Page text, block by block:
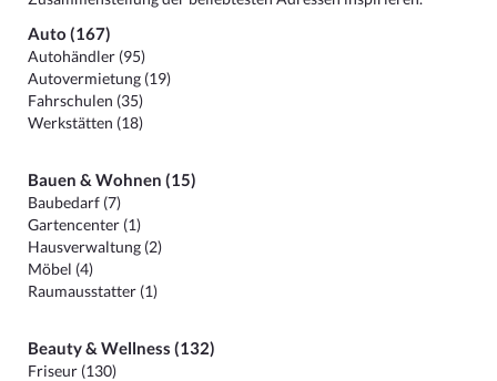
Auto (167)
Autohändler (95)
Autovermietung (19)
Fahrschulen (35)
Werkstätten (18)
Bauen & Wohnen (15)
Baubedarf (7)
Gartencenter (1)
Hausverwaltung (2)
Möbel (4)
Raumausstatter (1)
Beauty & Wellness (132)
Friseur (130)